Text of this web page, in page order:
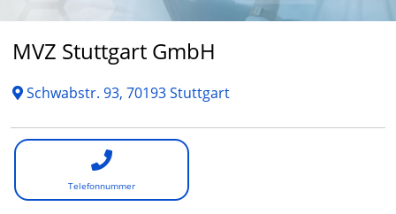
MVZ Stuttgart GmbH
Schwabstr. 93, 70193 Stuttgart
Telefonnummer